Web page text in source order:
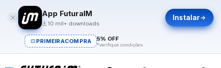
App FuturaIM
10 mil+ downloads
Instalar
PRIMEIRACOMPRA 5% OFF
*verifique condições